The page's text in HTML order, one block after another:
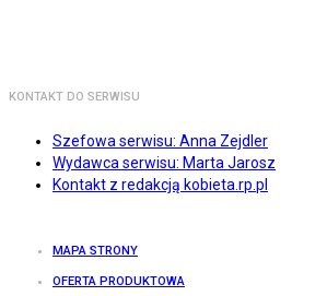
KONTAKT DO SERWISU
Szefowa serwisu: Anna Zejdler
Wydawca serwisu: Marta Jarosz
Kontakt z redakcją kobieta.rp.pl
MAPA STRONY
OFERTA PRODUKTOWA